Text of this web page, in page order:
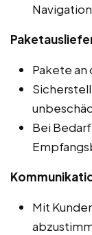
Pakete
Bei
Mit